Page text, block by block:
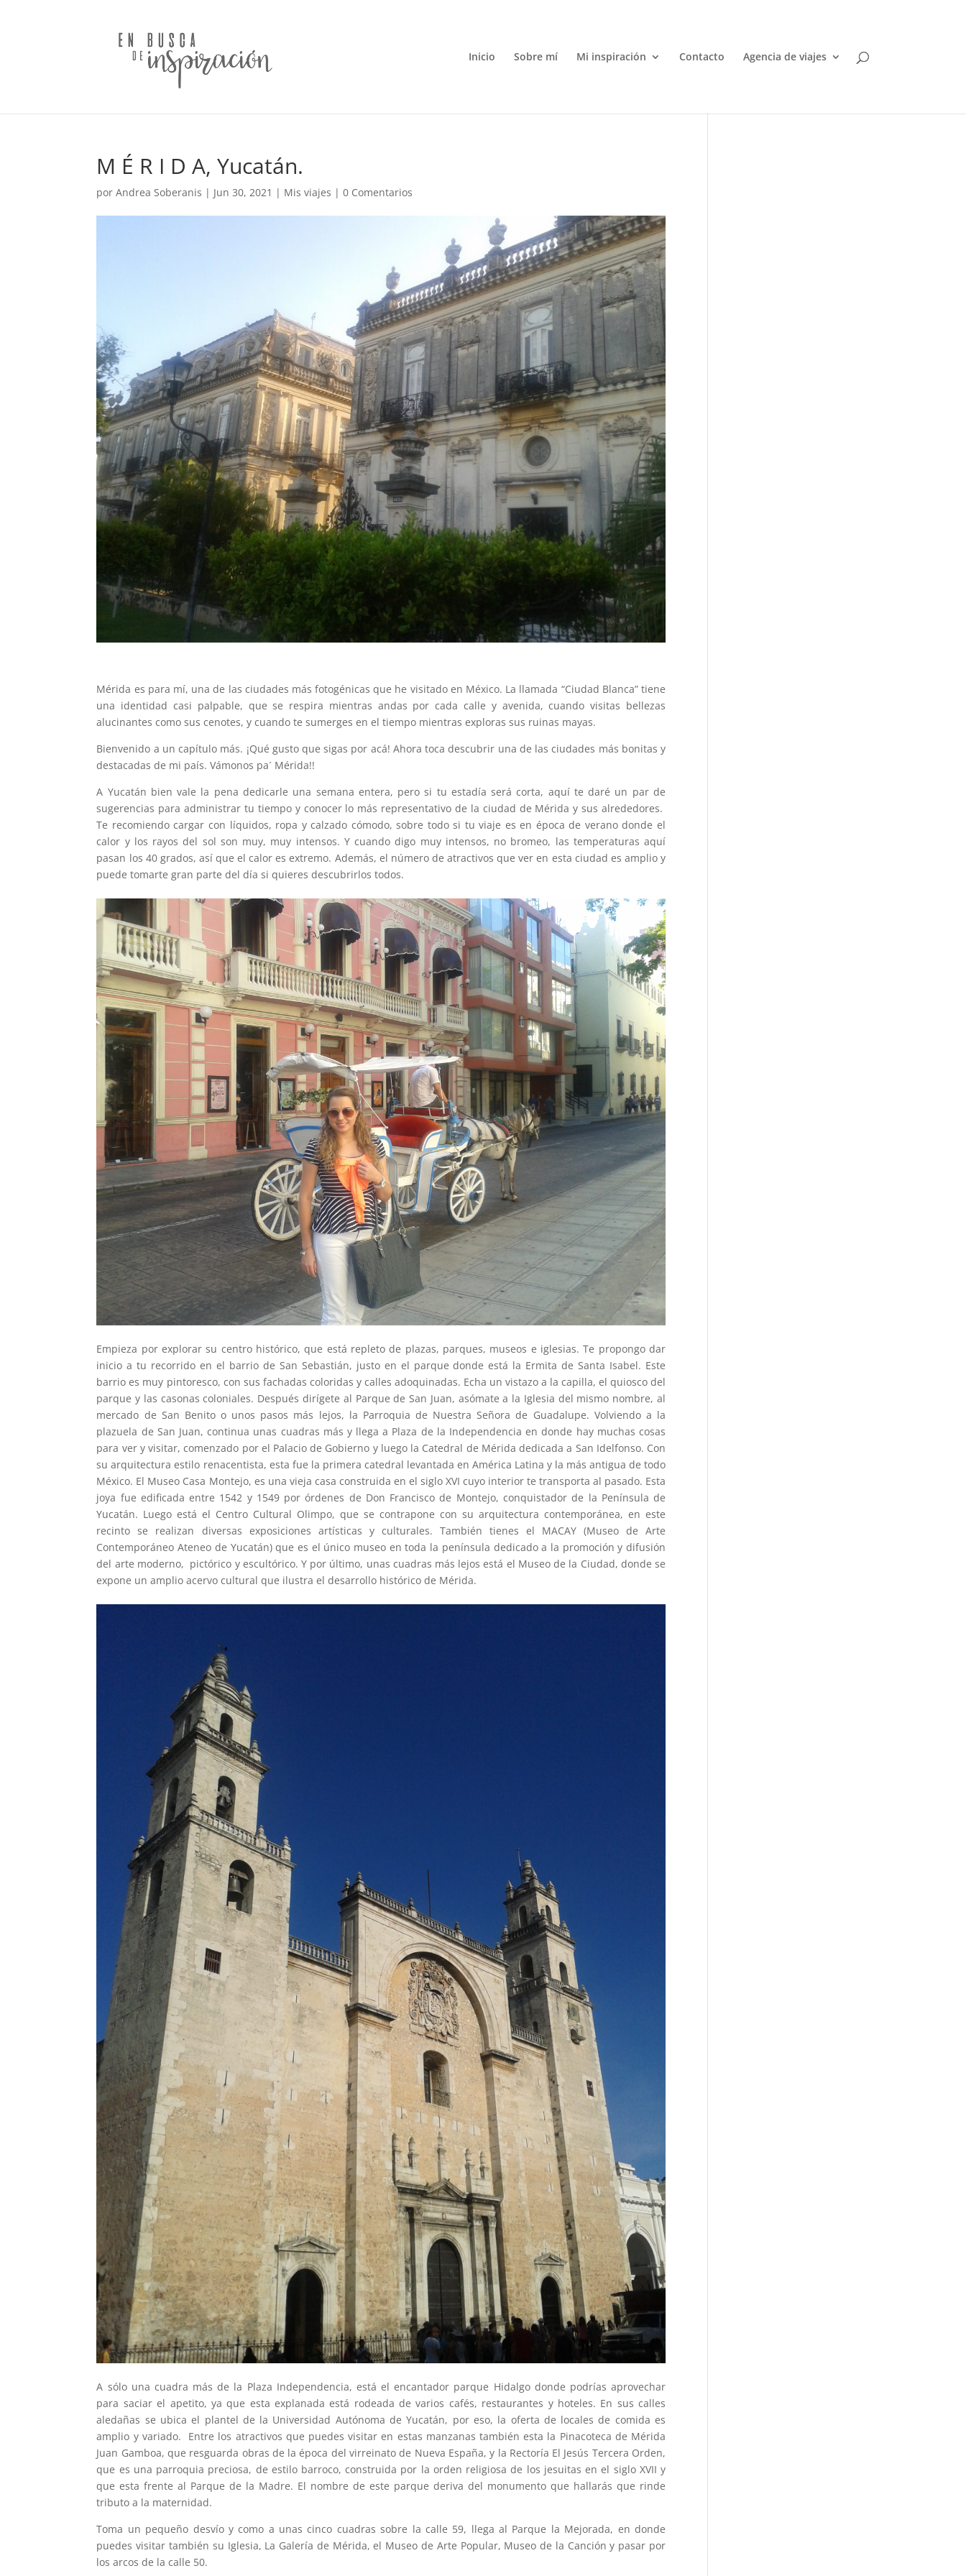
Inicio Sobre mí Mi inspiración Contacto Agencia de viajes
M É R I D A, Yucatán.
porAndrea Soberanis | Jun 30, 2021 | Mis viajes |0 Comentarios
Mérida es para mí, una de las ciudades más fotogénicas que he visitado en México. La llamada “Ciudad Blanca” tiene
una identidad casi palpable, que se respira mientras andas por cada calle y avenida, cuando visitas bellezas
alucinantes como sus cenotes, y cuando te sumerges en el tiempo mientras exploras sus ruinas mayas.
Bienvenido a un capítulo más. ¡Qué gusto que sigas por acá! Ahora toca descubrir una de las ciudades más bonitas y
destacadas de mi país. Vámonos pa´ Mérida!!
A Yucatán bien vale la pena dedicarle una semana entera, pero si tu estadía será corta, aquí te daré un par de
sugerencias para administrar tu tiempo y conocer lo más representativo de la ciudad de Mérida y sus alrededores.
Te recomiendo cargar con líquidos, ropa y calzado cómodo, sobre todo si tu viaje es en época de verano donde el
calor y los rayos del sol son muy, muy intensos. Y cuando digo muy intensos, no bromeo, las temperaturas aquí
pasan los 40 grados, así que el calor es extremo. Además, el número de atractivos que ver en esta ciudad es amplio y
puede tomarte gran parte del día si quieres descubrirlos todos.
Empieza por explorar su centro histórico, que está repleto de plazas, parques, museos e iglesias. Te propongo dar
inicio a tu recorrido en el barrio de San Sebastián, justo en el parque donde está la Ermita de Santa Isabel. Este
barrio es muy pintoresco, con sus fachadas coloridas y calles adoquinadas. Echa un vistazo a la capilla, el quiosco del
parque y las casonas coloniales. Después dirígete al Parque de San Juan, asómate a la Iglesia del mismo nombre, al
mercado de San Benito o unos pasos más lejos, la Parroquia de Nuestra Señora de Guadalupe. Volviendo a la
plazuela de San Juan, continua unas cuadras más y llega a Plaza de la Independencia en donde hay muchas cosas
para ver y visitar, comenzado por el Palacio de Gobierno y luego la Catedral de Mérida dedicada a San Idelfonso. Con
su arquitectura estilo renacentista, esta fue la primera catedral levantada en América Latina y la más antigua de todo
México. El Museo Casa Montejo, es una vieja casa construida en el siglo XVI cuyo interior te transporta al pasado. Esta
joya fue edificada entre 1542 y 1549 por órdenes de Don Francisco de Montejo, conquistador de la Península de
Yucatán. Luego está el Centro Cultural Olimpo, que se contrapone con su arquitectura contemporánea, en este
recinto se realizan diversas exposiciones artísticas y culturales. También tienes el MACAY (Museo de Arte
Contemporáneo Ateneo de Yucatán) que es el único museo en toda la península dedicado a la promoción y difusión
del arte moderno, pictórico y escultórico. Y por último, unas cuadras más lejos está el Museo de la Ciudad, donde se
expone un amplio acervo cultural que ilustra el desarrollo histórico de Mérida.
A sólo una cuadra más de la Plaza Independencia, está el encantador parque Hidalgo donde podrías aprovechar
para saciar el apetito, ya que esta explanada está rodeada de varios cafés, restaurantes y hoteles. En sus calles
aledañas se ubica el plantel de la Universidad Autónoma de Yucatán, por eso, la oferta de locales de comida es
amplio y variado. Entre los atractivos que puedes visitar en estas manzanas también esta la Pinacoteca de Mérida
Juan Gamboa, que resguarda obras de la época del virreinato de Nueva España, y la Rectoría El Jesús Tercera Orden,
que es una parroquia preciosa, de estilo barroco, construida por la orden religiosa de los jesuitas en el siglo XVII y
que esta frente al Parque de la Madre. El nombre de este parque deriva del monumento que hallarás que rinde
tributo a la maternidad.
Toma un pequeño desvío y como a unas cinco cuadras sobre la calle 59, llega al Parque la Mejorada, en donde
puedes visitar también su Iglesia, La Galería de Mérida, el Museo de Arte Popular, Museo de la Canción y pasar por
los arcos de la calle 50.